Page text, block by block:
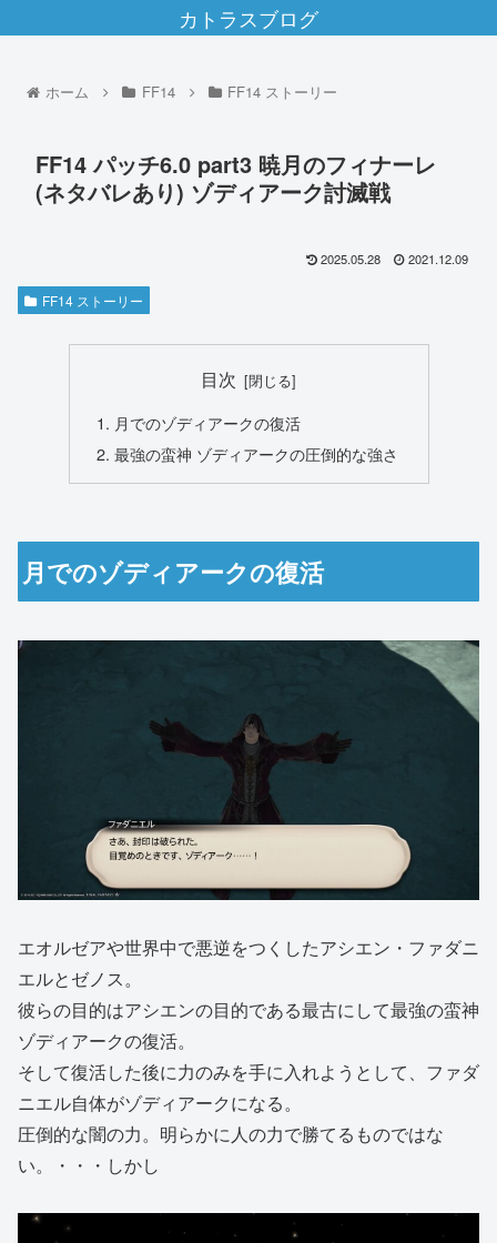
カトラスブログ
ホーム FF14 FF14 ストーリー
FF14 パッチ6.0 part3 暁月のフィナーレ
(ネタバレあり) ゾディアーク討滅戦
2025.05.28 2021.12.09
FF14 ストーリー
目次
月でのゾディアークの復活
最強の蛮神 ゾディアークの圧倒的な強さ
月でのゾディアークの復活
エオルゼアや世界中で悪逆をつくしたアシエン・ファダニ
エルとゼノス。
彼らの目的はアシエンの目的である最古にして最強の蛮神
ゾディアークの復活。
そして復活した後に力のみを手に入れようとして、ファダ
ニエル自体がゾディアークになる。
圧倒的な闇の力。明らかに人の力で勝てるものではな
い。・・・しかし